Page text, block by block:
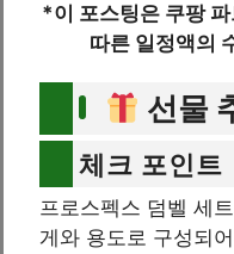
*이 포스팅은 쿠팡
따른 일정액의
선물
체크 포인트
프로스펙스 덤벨 세
게와 용도로 구성되